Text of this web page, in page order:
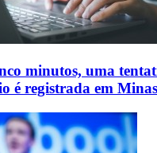
minutos, uma
é registrada em Minas